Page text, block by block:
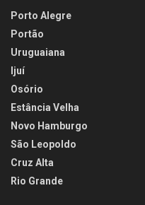
Porto Alegre
Portão
Uruguaiana
Ijuí
Osório
Estância Velha
Novo Hamburgo
São Leopoldo
Cruz Alta
Rio Grande